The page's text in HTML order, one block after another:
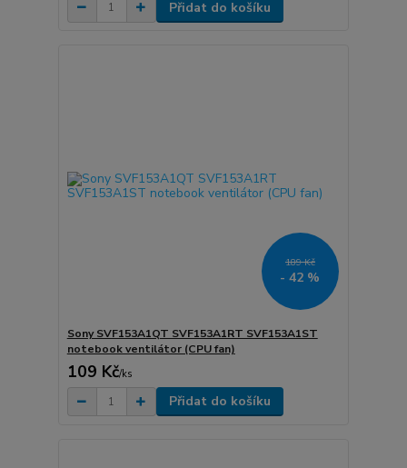
Přidat do košíku
189 Kč
- 42 %
Sony SVF153A1QT SVF153A1RT SVF153A1ST
notebook ventilátor (CPU fan)
109 Kč/ks
Přidat do košíku